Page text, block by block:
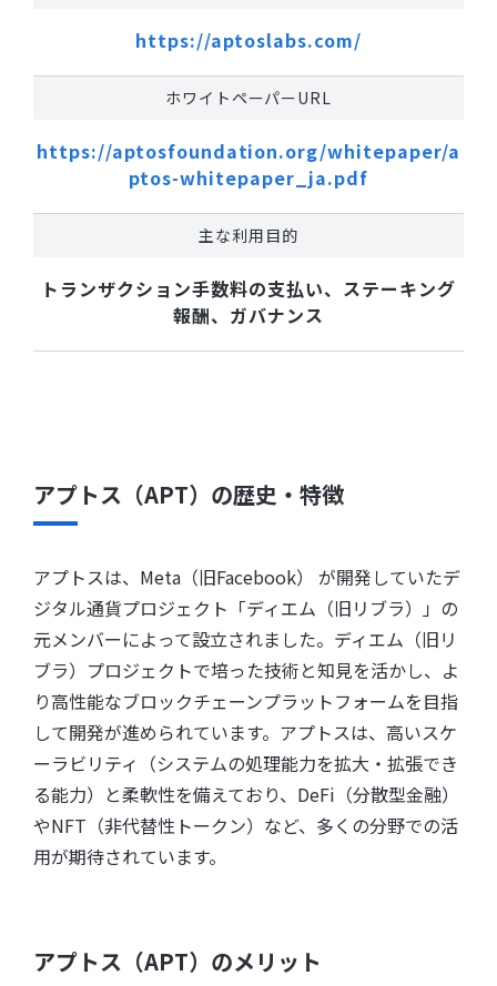
https://aptoslabs.com/
ホワイトペーパーURL
https://aptosfoundation.org/whitepaper/a
ptos-whitepaper_ja.pdf
主な利用目的
トランザクション手数料の支払い、ステーキング
報酬、ガバナンス
アプトス（APT）の歴史・特徴
アプトスは、Meta（旧Facebook） が開発していたデ
ジタル通貨プロジェクト「ディエム（旧リブラ）」の
元メンバーによって設立されました。ディエム（旧リ
ブラ）プロジェクトで培った技術と知見を活かし、よ
り高性能なブロックチェーンプラットフォームを目指
して開発が進められています。アプトスは、高いスケ
ーラビリティ（システムの処理能力を拡大・拡張でき
る能力）と柔軟性を備えており、DeFi（分散型金融）
やNFT（非代替性トークン）など、多くの分野での活
用が期待されています。
アプトス（APT）のメリット